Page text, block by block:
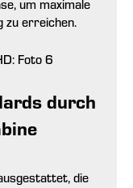
um maximale
zu erreichen.
durch
die